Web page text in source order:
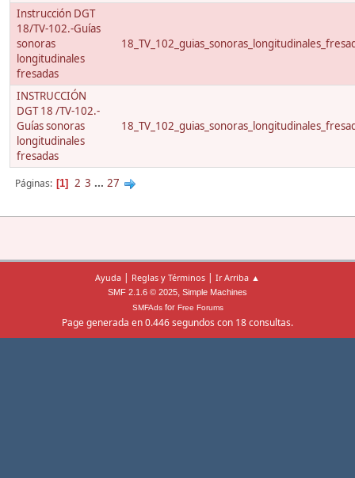
Instrucción DGT
18/TV-102.-Guías
sonoras
longitudinales
fresadas
INSTRUCCIÓN
DGT 18 /TV-102.-
Guías sonoras
longitudinales
fresadas
Páginas 1 2 3 ... 27
Ayuda | Reglas y Términos | Ir Arriba ▲
SMF 2.1.6 © 2025, Simple Machines
SMFAdsfor Free Forums
Page generada en 0.446 segundos con 18 consultas.